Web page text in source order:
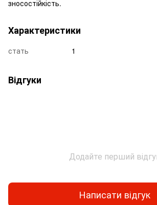
зносостійкість.
Характеристики
стать 1
Відгуки
Додайте перший
Написати відгук